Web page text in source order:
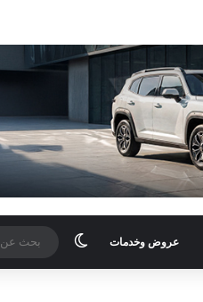
عروض وخدمات الوضع المظلم